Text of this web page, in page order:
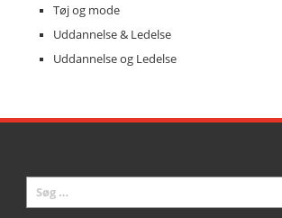
Tøj og mode
Uddannelse & Ledelse
Uddannelse og Ledelse